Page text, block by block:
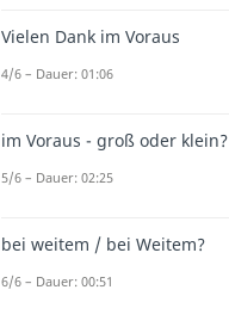
Vielen Dank im Voraus
4/6 – Dauer: 01:06
im Voraus - groß oder klein?
5/6 – Dauer: 02:25
bei weitem / bei Weitem?
6/6 – Dauer: 00:51